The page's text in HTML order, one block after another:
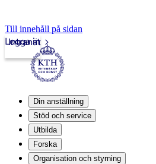
Till innehåll på sidan
Intranät
Logga in
Din anställning
Stöd och service
Utbilda
Forska
Organisation och styrning